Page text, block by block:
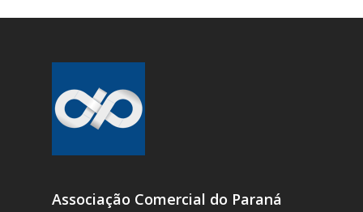
Associação Comercial do Paraná